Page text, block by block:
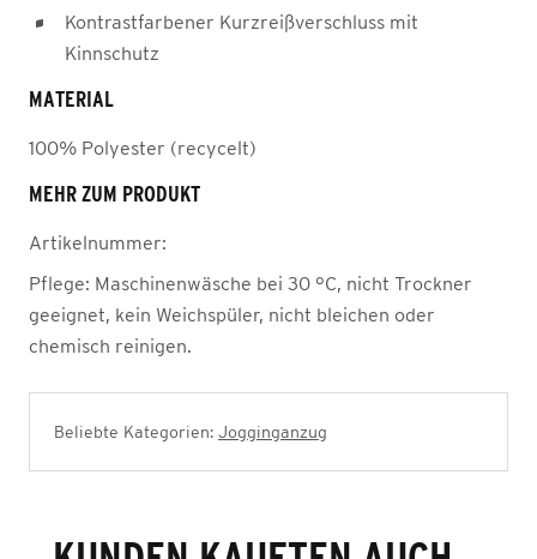
Kontrastfarbener Kurzreißverschluss mit
Kinnschutz
MATERIAL
100% Polyester (recycelt)
MEHR ZUM PRODUKT
Artikelnummer:
Pflege: Maschinenwäsche bei 30 °C, nicht Trockner
geeignet, kein Weichspüler, nicht bleichen oder
chemisch reinigen.
Beliebte Kategorien: Jogginganzug